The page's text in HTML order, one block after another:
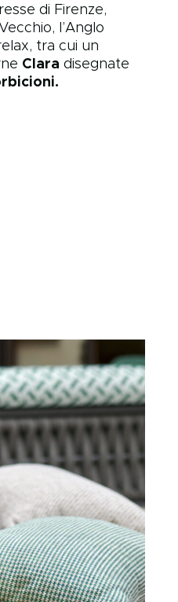
di Firenze,
l’Anglo
tra cui un
Clara disegnate